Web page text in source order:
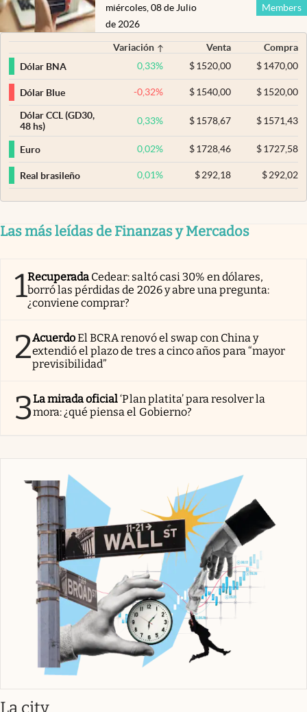
Members
miércoles, 08 de Julio
de 2026
Variación Venta
Compra
Dólar BNA
0,33% $ 1520,00 $1470,00
Dólar Blue -0,32% $ 1540,00 $1520,00
Dólar CCL (GD30,
48 hs)
0,33% $ 1578,67 $1571,43
Euro 0,02% $ 1728,46 $1727,58
Real brasileño 0,01% $292,18 $292,02
Las más leídas de Finanzas y Mercados
1Recuperada Cedear: saltó casi 30% en dólares,
borró las pérdidas de 2026 y abre una pregunta:
¿conviene comprar?
2AcuerdoEl BCRA renovó el swap con China y
extendió el plazo de tres a cinco años para “mayor
previsibilidad”
3La mirada oficial‘Plan platita’ para resolver la
mora: ¿qué piensa el Gobierno?
La cityabre en nueva pestaña